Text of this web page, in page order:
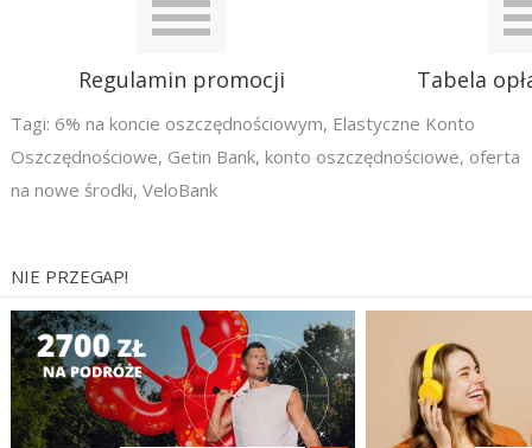
Regulamin promocji Tabela
Tagi: 6% na koncie oszczędnościowym, Elastyczne Konto
Oszczędnościowe, Getin Bank, konto oszczędnościowe, oferta
na nowe środki, VeloBank
NIE PRZEGAP!